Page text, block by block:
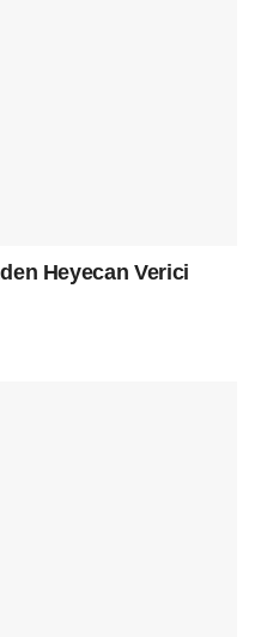
Heyecan Verici